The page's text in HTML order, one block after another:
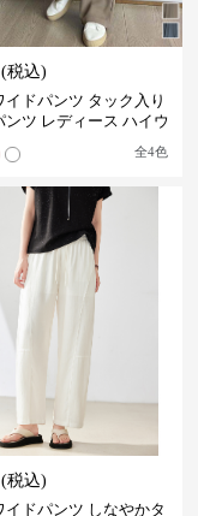
(税込)
イドパンツ タック入り
ンツ レディース ハイウ
全4色
(税込)
イドパンツ しなやかタ